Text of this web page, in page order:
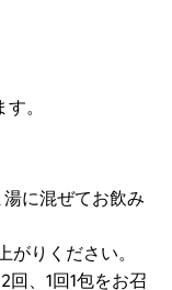
。
湯に混ぜてお飲み
がりください。
回、1回1包をお召